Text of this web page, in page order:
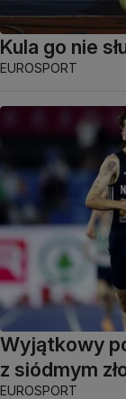
Kula go nie
EUROSPORT
Wyjątkowy
z siódmym
EUROSPORT